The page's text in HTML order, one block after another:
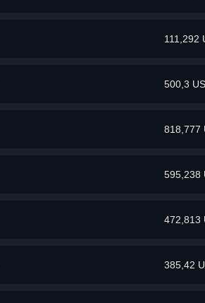
111,292
500,3
818,777
595,238
472,813
385,42